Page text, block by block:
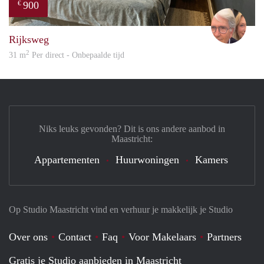
€ 900
Rijksweg
31 m2 Per direct - Onbepaalde tijd
Op Studio Maastricht vind en verhuur je makkelijk je Studio
Over ons Contact Faq Voor Makelaars
Partners
Gratis je Studio aanbieden in Maastricht
Niks leuks gevonden? Dit is ons andere aanbod in
Maastricht:
Appartementen Huurwoningen Kamers